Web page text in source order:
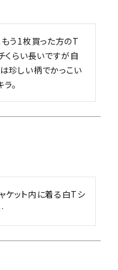
もう1枚買った方のT
くらい長いですが自
珍しい柄でかっこい
。
ケット内に着る白Tシ